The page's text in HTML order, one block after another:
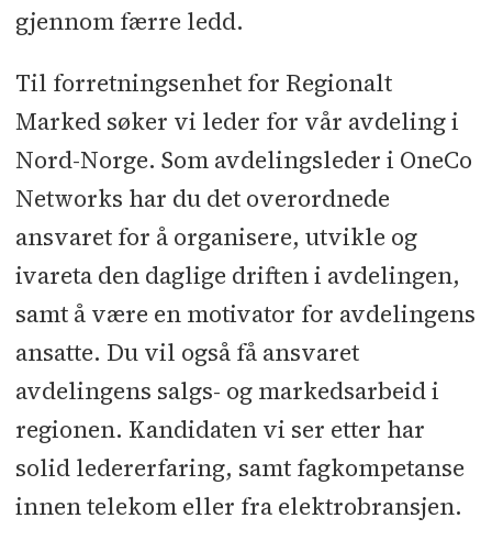
gjennom færre ledd.
Til forretningsenhet for Regionalt
Marked søker vi leder for vår avdeling i
Nord-Norge. Som avdelingsleder i OneCo
Networks har du det overordnede
ansvaret for å organisere, utvikle og
ivareta den daglige driften i avdelingen,
samt å være en motivator for avdelingens
ansatte. Du vil også få ansvaret
avdelingens salgs- og markedsarbeid i
regionen. Kandidaten vi ser etter har
solid ledererfaring, samt fagkompetanse
innen telekom eller fra elektrobransjen.